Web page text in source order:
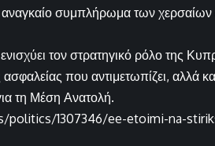
συμπλήρωμα των χερσαίων
τον στρατηγικό ρόλο της
που αντιμετωπίζει, αλλά
τη Μέση Ανατολή.
1307346/ee-etoimi-na-